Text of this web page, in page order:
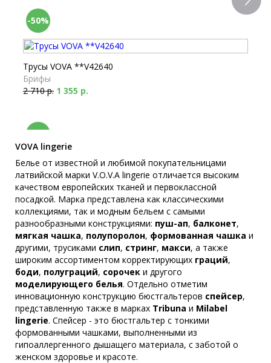
-50%
Трусы VOVA **V42640
Брифы
2 710 р. 1 355 р.
-50%
Бюстгальтер VOVA V39830
Пуш-ап
4 950 р. 2 475 р.
-50%
Трусы VOVA **V42240
Слип
2 600 р. 1 300 р.
VOVA lingerie
Белье от известной и любимой покупательницами
латвийской марки V.O.V.A lingerie отличается высоким
качеством европейских тканей и первоклассной
посадкой. Марка представлена как классическими
коллекциями, так и модным бельем с самыми
разнообразными конструкциями: пуш-ап, балконет,
мягкая чашка, полупоролон, формованная чашка и
другими, трусиками слип, стринг, макси, а также
широким ассортиментом корректирующих граций,
боди, полуграций, сорочек и другого
моделирующего белья. Отдельно отметим
инновационную конструкцию бюстгальтеров спейсер,
представленную также в марках Tribuna и Milabel
lingerie. Спейсер - это бюстгальтер с тонкими
формованными чашками, выполненными из
гипоаллергенного дышащего материала, с заботой о
женском здоровье и красоте.